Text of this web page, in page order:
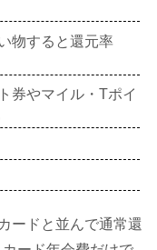
物すると還元率
券やマイル・Tポイ
ードと並んで通常還